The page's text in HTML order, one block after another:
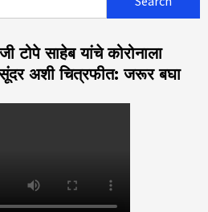
टोपे साहेब यांचे कोरोनाला
अशी चित्रफीत: जरूर बघा